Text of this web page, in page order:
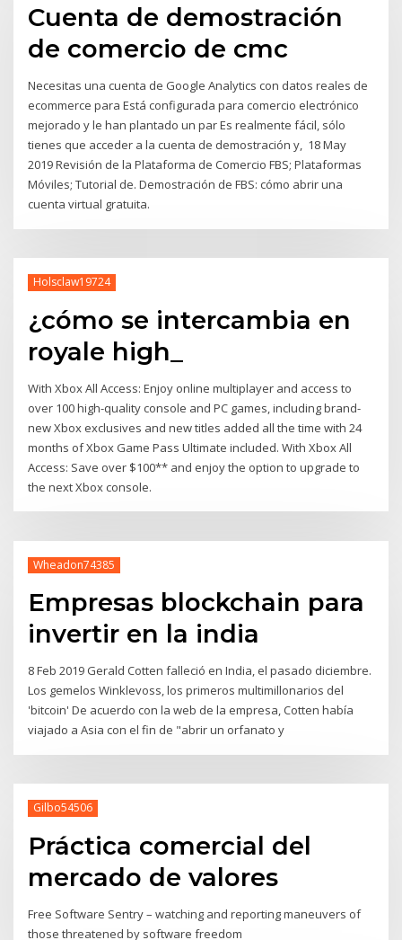
Cuenta de demostración
de comercio de cmc
Necesitas una cuenta de Google Analytics con datos reales de
ecommerce para Está configurada para comercio electrónico
mejorado y le han plantado un par Es realmente fácil, sólo
tienes que acceder a la cuenta de demostración y, 18 May
2019 Revisión de la Plataforma de Comercio FBS; Plataformas
Móviles; Tutorial de. Demostración de FBS: cómo abrir una
cuenta virtual gratuita.
Holsclaw19724
¿cómo se intercambia en
royale high_
With Xbox All Access: Enjoy online multiplayer and access to
over 100 high-quality console and PC games, including brand-
new Xbox exclusives and new titles added all the time with 24
months of Xbox Game Pass Ultimate included. With Xbox All
Access: Save over $100** and enjoy the option to upgrade to
the next Xbox console.
Wheadon74385
Empresas blockchain para
invertir en la india
8 Feb 2019 Gerald Cotten falleció en India, el pasado diciembre.
Los gemelos Winklevoss, los primeros multimillonarios del
'bitcoin' De acuerdo con la web de la empresa, Cotten había
viajado a Asia con el fin de "abrir un orfanato y
Gilbo54506
Práctica comercial del
mercado de valores
Free Software Sentry – watching and reporting maneuvers of
those threatened by software freedom